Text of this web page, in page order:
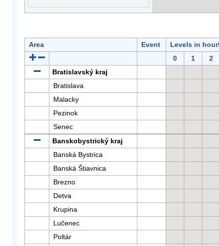
Area Event
Levels in
0
1
2
Bratislavský kraj
Bratislava
Malacky
Pezinok
Senec
Banskobystrický kraj
Banská Bystrica
Banská Štiavnica
Brezno
Detva
Krupina
Lučenec
Poltár